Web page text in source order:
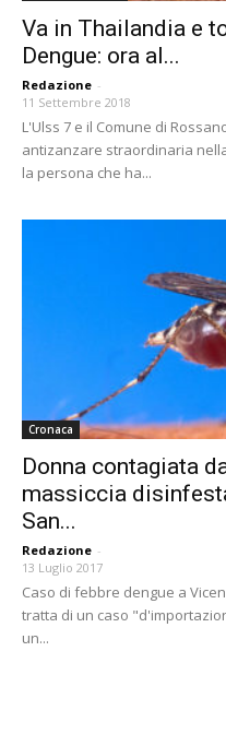
Va in Thailandia e
Dengue: ora al...
Redazione -
11 Settembre 2018
L'Ulss 7 e il Comune di
antizanzare straordinaria
la persona che ha...
Cronaca
Donna contagiata
massiccia
San...
Redazione -
13 Luglio 2017
Caso di febbre dengue a
tratta di un caso
un...